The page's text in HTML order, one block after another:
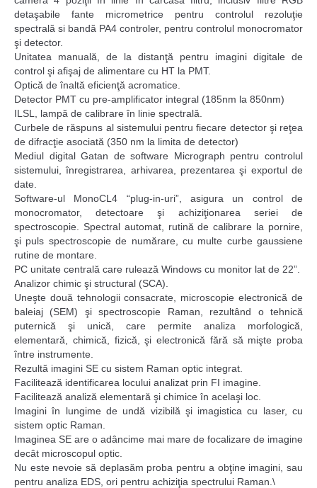
detaşabile fante micrometrice pentru controlul rezoluţie
spectrală si bandă PA4 controler, pentru controlul monocromator
şi detector.
Unitatea manuală, de la distanţă pentru imagini digitale de
control şi afişaj de alimentare cu HT la PMT.
Optică de înaltă eficienţă acromatice.
Detector PMT cu pre-amplificator integral (185nm la 850nm)
ILSL, lampă de calibrare în linie spectrală.
Curbele de răspuns al sistemului pentru fiecare detector şi reţea
de difracţie asociată (350 nm la limita de detector)
Mediul digital Gatan de software Micrograph pentru controlul
sistemului, înregistrarea, arhivarea, prezentarea şi exportul de
date.
Software-ul MonoCL4 “plug-in-uri”, asigura un control de
monocromator, detectoare şi achiziţionarea seriei de
spectroscopie. Spectral automat, rutină de calibrare la pornire,
şi puls spectroscopie de numărare, cu multe curbe gaussiene
rutine de montare.
PC unitate centrală care rulează Windows cu monitor lat de 22”.
Analizor chimic şi structural (SCA).
Uneşte două tehnologii consacrate, microscopie electronică de
baleiaj (SEM) şi spectroscopie Raman, rezultând o tehnică
puternică şi unică, care permite analiza morfologică,
elementară, chimică, fizică, şi electronică fără să mişte proba
între instrumente.
Rezultă imagini SE cu sistem Raman optic integrat.
Facilitează identificarea locului analizat prin FI imagine.
Facilitează analiză elementară şi chimice în acelaşi loc.
Imagini în lungime de undă vizibilă şi imagistica cu laser, cu
sistem optic Raman.
Imaginea SE are o adâncime mai mare de focalizare de imagine
decât microscopul optic.
Nu este nevoie să deplasăm proba pentru a obţine imagini, sau
pentru analiza EDS, ori pentru achiziţia spectrului Raman.\